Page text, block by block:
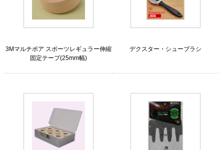
3Mマルチポア スポーツレギュラー伸縮
固定テープ(25mm幅)
デクスター・シューブラシ